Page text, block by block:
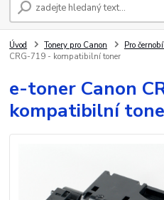
Úvod Tonery pro Canon Pro
CRG-719 - kompatibilní toner
e-toner Canon
kompatibilní